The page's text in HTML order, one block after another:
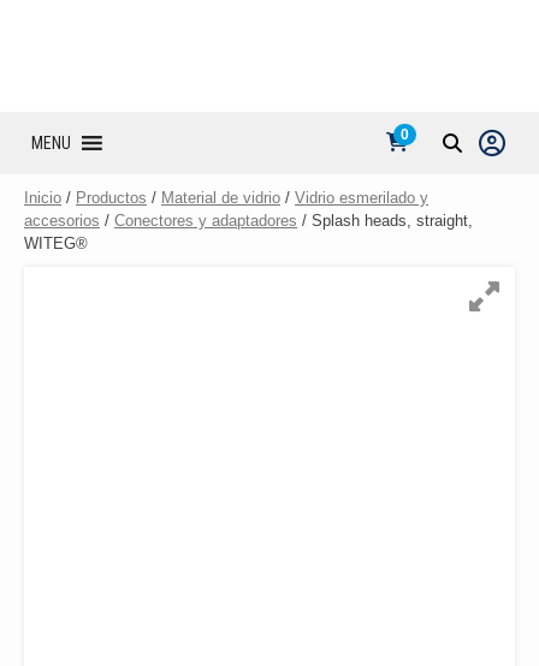
MENU 0
Inicio / Productos / Material de vidrio / Vidrio esmerilado y
accesorios / Conectores y adaptadores / Splash heads, straight,
WITEG®